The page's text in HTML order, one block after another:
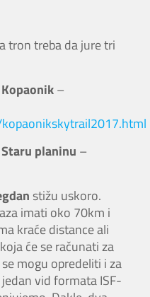
tron treba da jure tri
Kopaonik–
Staru planinu –
stižu uskoro.
imati oko 70km i
kraće distance ali
će se računati za
mogu opredeliti i za
vid formata ISF-